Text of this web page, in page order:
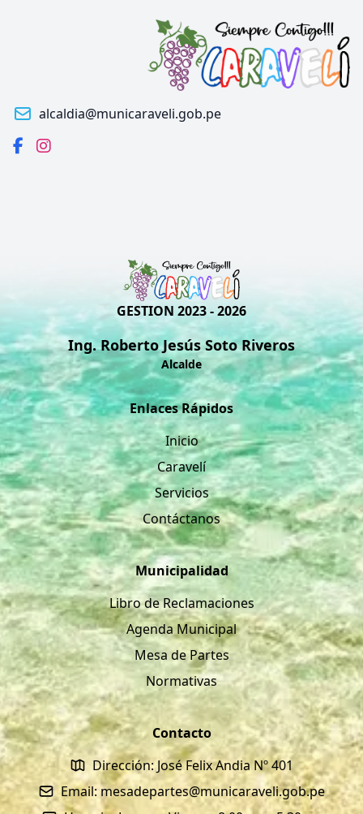
alcaldia@municaraveli.gob.pe
GESTION 2023 - 2026
Ing. Roberto Jesús Soto Riveros
Alcalde
Enlaces Rápidos
Inicio
Caravelí
Servicios
Contáctanos
Municipalidad
Libro de Reclamaciones
Agenda Municipal
Mesa de Partes
Normativas
Contacto
Dirección: José Felix Andia Nº 401
Email: mesadepartes@municaraveli.gob.pe